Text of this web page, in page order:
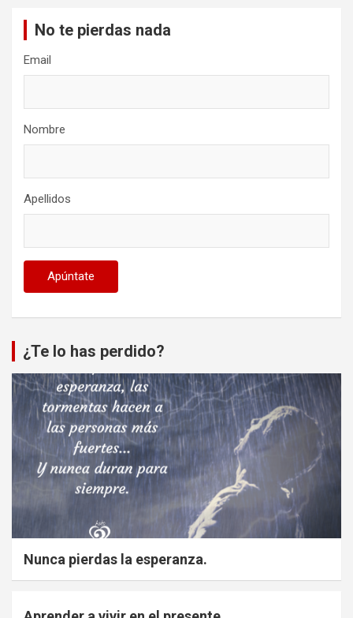
No te pierdas nada
Email
Nombre
Apellidos
¿Te lo has perdido?
Nunca pierdas la esperanza.